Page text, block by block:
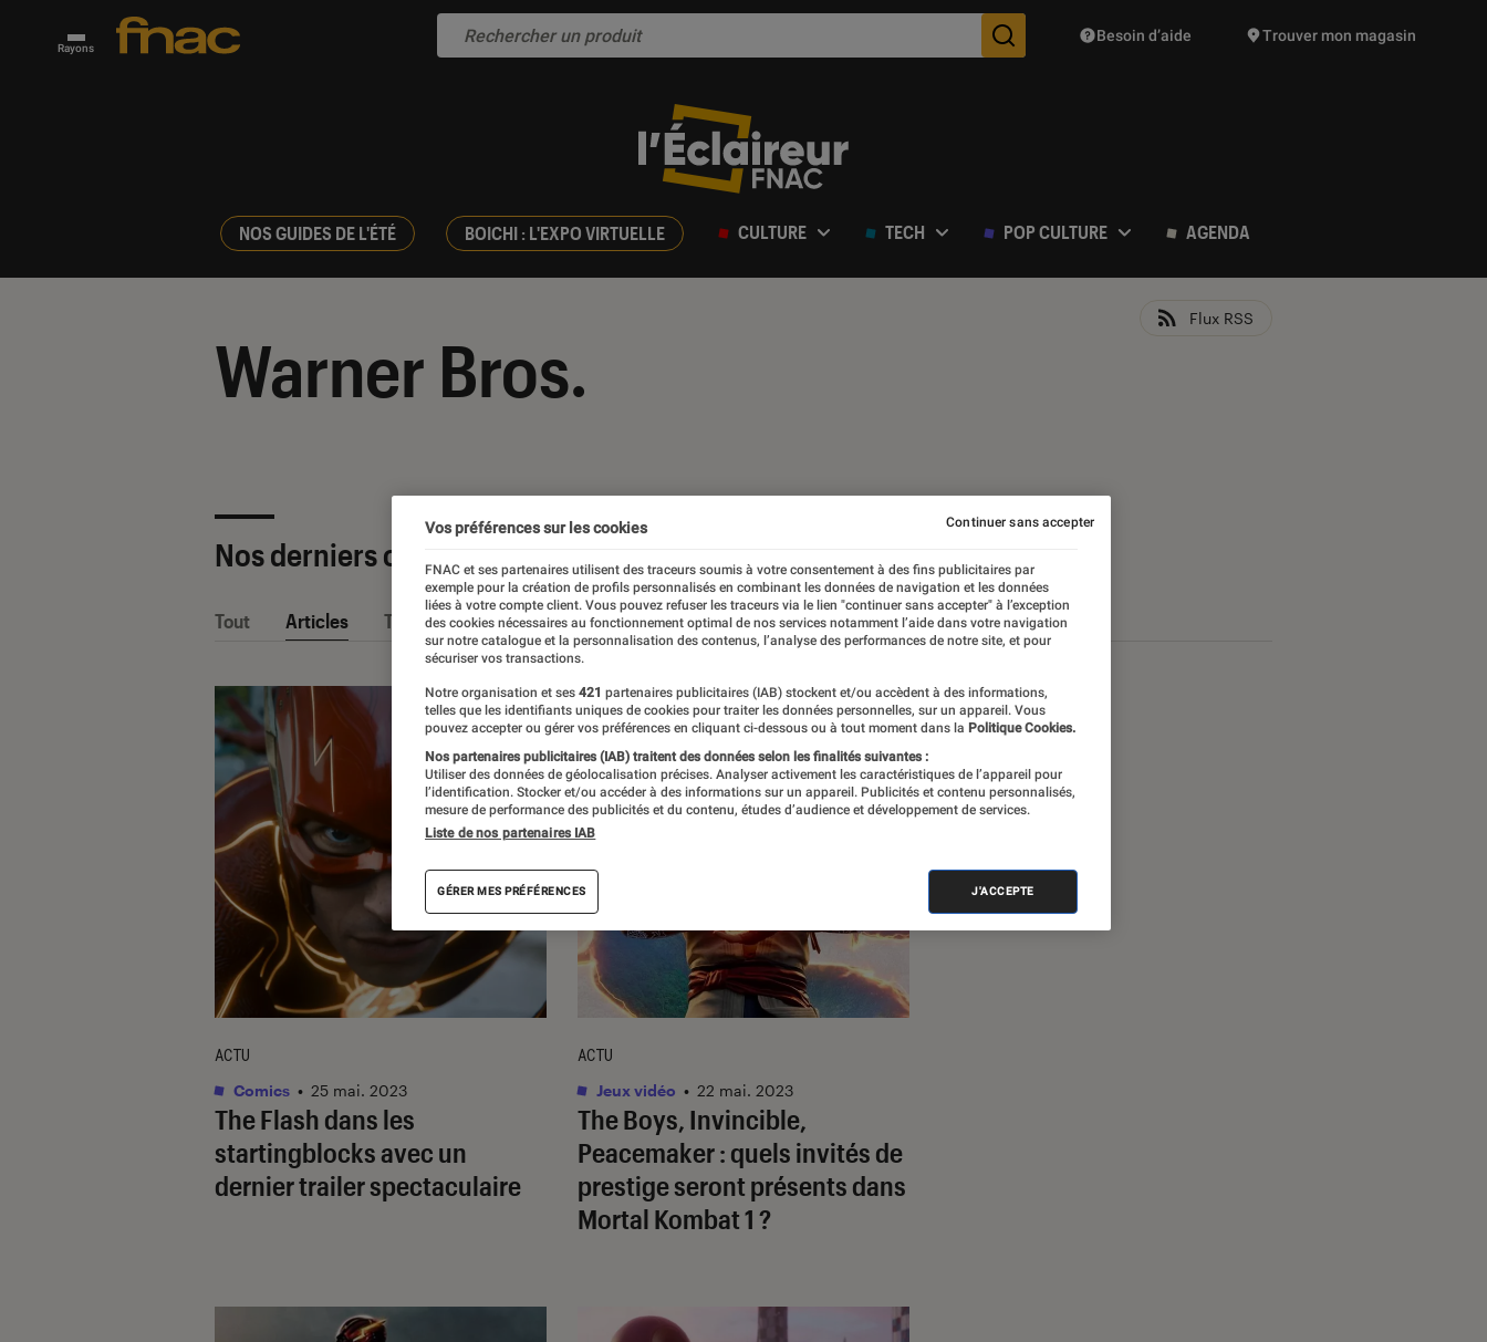
Rayons Des suggestions de produits vont vous être proposées
Besoin d’aide Trouver mon magasin
NOS GUIDES DE L'ÉTÉ BOICHI : L'EXPO VIRTUELLE CULTURE TECH POP CULTURE AGENDA
Warner Bros.
Flux RSS
Nos derniers contenus
Tout Articles Tests
The Flash dans les
startingblocks avec un
dernier trailer spectaculaire
ACTU
Comics • 25 mai. 2023
The Boys, Invincible,
Peacemaker: quels invités de
prestige seront présents dans
Mortal Kombat 1 ?
ACTU
Jeux vidéo • 22 mai. 2023
Vos préférences sur les cookies
FNAC et ses partenaires utilisent des traceurs soumis à votre consentement à des fins publicitaires par
exemple pour la création de profils personnalisés en combinant les données de navigation et les données
liées à votre compte client. Vous pouvez refuser les traceurs via le lien "continuer sans accepter" à l’exception
des cookies nécessaires au fonctionnement optimal de nos services notamment l’aide dans votre navigation
sur notre catalogue et la personnalisation des contenus, l’analyse des performances de notre site, et pour
sécuriser vos transactions.
Notre organisation et ses 421 partenaires publicitaires (IAB) stockent et/ou accèdent à des informations,
telles que les identifiants uniques de cookies pour traiter les données personnelles, sur un appareil. Vous
pouvez accepter ou gérer vos préférences en cliquant ci-dessous ou à tout moment dans la Politique Cookies.
Nos partenaires publicitaires (IAB) traitent des données selon les finalités suivantes :
Utiliser des données de géolocalisation précises. Analyser activement les caractéristiques de l’appareil pour
l’identification. Stocker et/ou accéder à des informations sur un appareil. Publicités et contenu personnalisés,
mesure de performance des publicités et du contenu, études d’audience et développement de services.
Liste de nos partenaires IAB
GÉRER MES PRÉFÉRENCES J'ACCEPTE
Continuer sans accepter